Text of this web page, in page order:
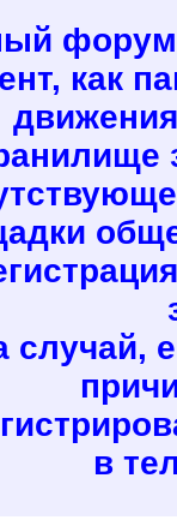
форум
как
случай,
в